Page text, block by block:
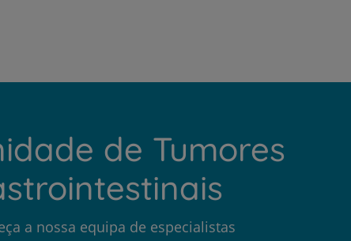
de Tumores
a nossa equipa de especialistas